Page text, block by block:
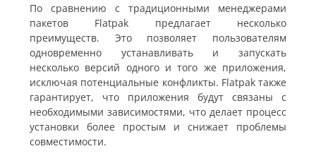
По сравнению с традиционными менеджерами
пакетов Flatpak предлагает несколько
преимуществ. Это позволяет пользователям
одновременно устанавливать и запускать
несколько версий одного и того же приложения,
исключая потенциальные конфликты. Flatpak также
гарантирует, что приложения будут связаны с
необходимыми зависимостями, что делает процесс
установки более простым и снижает проблемы
совместимости.